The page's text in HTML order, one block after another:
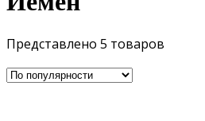
Представлено 5 товаров